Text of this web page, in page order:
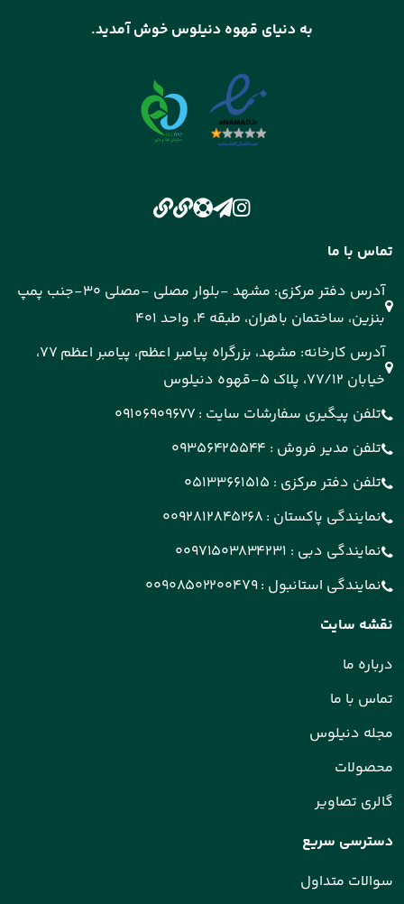
به دنیای قهوه دنیلوس خوش آمدید.
تماس با ما
آدرس دفتر مرکزی: مشهد -بلوار مصلی -مصلی 30-جنب پمپ
بنزین، ساختمان باهران، طبقه 4، واحد 401
آدرس کارخانه: مشهد، بزرگراه پیامبر اعظم، پیامبر اعظم 77،
خیابان 77/12، پلاک 5-قهوه دنیلوس
تلفن پیگیری سفارشات سایت : 09106909677
تلفن مدیر فروش : 09356425544
تلفن دفتر مرکزی : 05133661515
نمایندگی پاکستان : 0092812845268
نمایندگی دبی : 00971503834231
نمایندگی استانبول :00908502200479
نقشه سایت
درباره ما
تماس با ما
مجله دنیلوس
محصولات
گالری تصاویر
دسترسی سریع
سوالات متداول